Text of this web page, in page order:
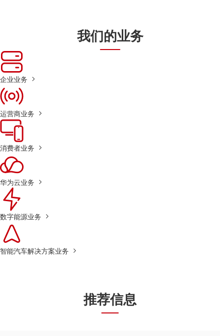
我们的业务
企业业务
运营商业务
消费者业务
华为云业务
数字能源业务
智能汽车解决方案业务
推荐信息